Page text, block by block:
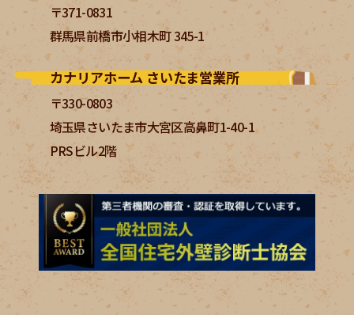
〒371-0831
群馬県前橋市小相木町 345-1
カナリアホーム さいたま営業所
〒330-0803
埼玉県さいたま市大宮区高鼻町1-40-1
PRSビル2階